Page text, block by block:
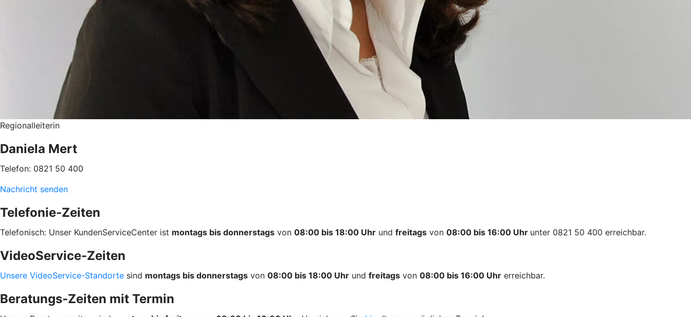
Regionalleiterin
Daniela Mert
Telefon: 0821 50 400
Nachricht senden
Telefonie-Zeiten
Telefonisch: Unser KundenServiceCenter ist montags bis donnerstags von 08:00 bis 18:00 Uhr und freitags von 08:00 bis 16:00 Uhr unter 0821 50 400 erreichbar.
VideoService-Zeiten
Unsere VideoService-Standorte sind montags bis donnerstags von 08:00 bis 18:00 Uhr und freitags von 08:00 bis 16:00 Uhr erreichbar.
Beratungs-Zeiten mit Termin